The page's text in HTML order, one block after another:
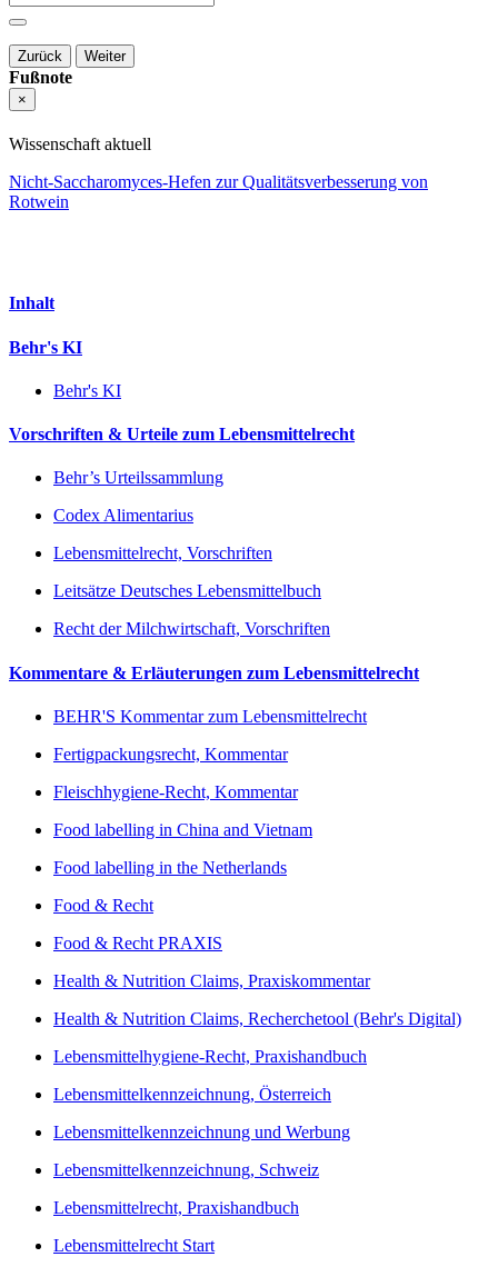
Zurück Weiter
Fußnote
×
Wissenschaft aktuell
Nicht-Saccharomyces-Hefen zur Qualitätsverbesserung von
Rotwein
Inhalt
Behr's KI
Behr's KI
Vorschriften & Urteile zum Lebensmittelrecht
Behr’s Urteilssammlung
Codex Alimentarius
Lebensmittelrecht, Vorschriften
Leitsätze Deutsches Lebensmittelbuch
Recht der Milchwirtschaft, Vorschriften
Kommentare & Erläuterungen zum Lebensmittelrecht
BEHR'S Kommentar zum Lebensmittelrecht
Fertigpackungsrecht, Kommentar
Fleischhygiene-Recht, Kommentar
Food labelling in China and Vietnam
Food labelling in the Netherlands
Food & Recht
Food & Recht PRAXIS
Health & Nutrition Claims, Praxiskommentar
Health & Nutrition Claims, Recherchetool (Behr's Digital)
Lebensmittelhygiene-Recht, Praxishandbuch
Lebensmittelkennzeichnung, Österreich
Lebensmittelkennzeichnung und Werbung
Lebensmittelkennzeichnung, Schweiz
Lebensmittelrecht, Praxishandbuch
Lebensmittelrecht Start